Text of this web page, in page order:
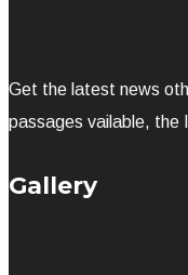
Get the latest news
passages vailable, the
Gallery